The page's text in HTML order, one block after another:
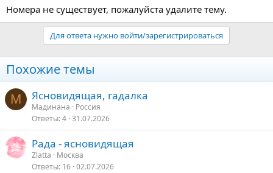
Номера не существует, пожалуйста удалите тему.
Для ответа нужно войти/зарегистрироваться
Похожие темы
М Ясновидящая, гадалка
Мадинана
Россия
Ответы 4 31.07.2026
Рада - ясновидящая
Zlatta
Москва
Ответы 16 02.07.2026